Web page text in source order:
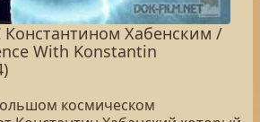
Хабенским /
With Konstantin
космическом